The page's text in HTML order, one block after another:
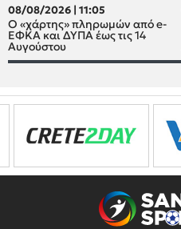
08/08/2026 | 11:05
Ο «χάρτης» πληρωμών από e-
ΕΦΚΑ και ΔΥΠΑ έως τις 14
Αυγούστου